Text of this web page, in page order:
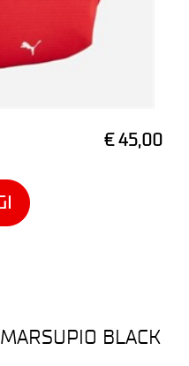
€ 45,00
BLACK